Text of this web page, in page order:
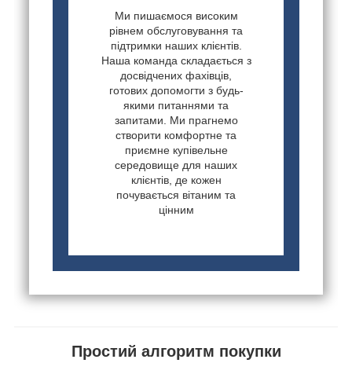
Ми пишаємося високим
рівнем обслуговування та
підтримки наших клієнтів.
Наша команда складається з
досвідчених фахівців,
готових допомогти з будь-
якими питаннями та
запитами. Ми прагнемо
створити комфортне та
приємне купівельне
середовище для наших
клієнтів, де кожен
почувається вітаним та
цінним
Простий алгоритм покупки